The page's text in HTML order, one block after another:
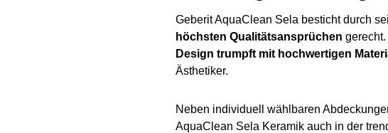
Geberit AquaClean Sela besticht durch
höchsten Qualitätsansprüchen
Design trumpft mit hochwertigen
Ästhetiker.
Neben individuell wählbaren
AquaClean Sela Keramik auch in der